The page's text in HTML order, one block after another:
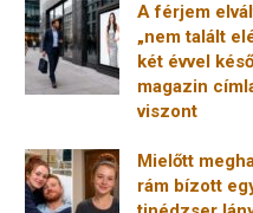
A férjem
„nem talált
két évvel
magazin
viszont
Mielőtt
rám bízott